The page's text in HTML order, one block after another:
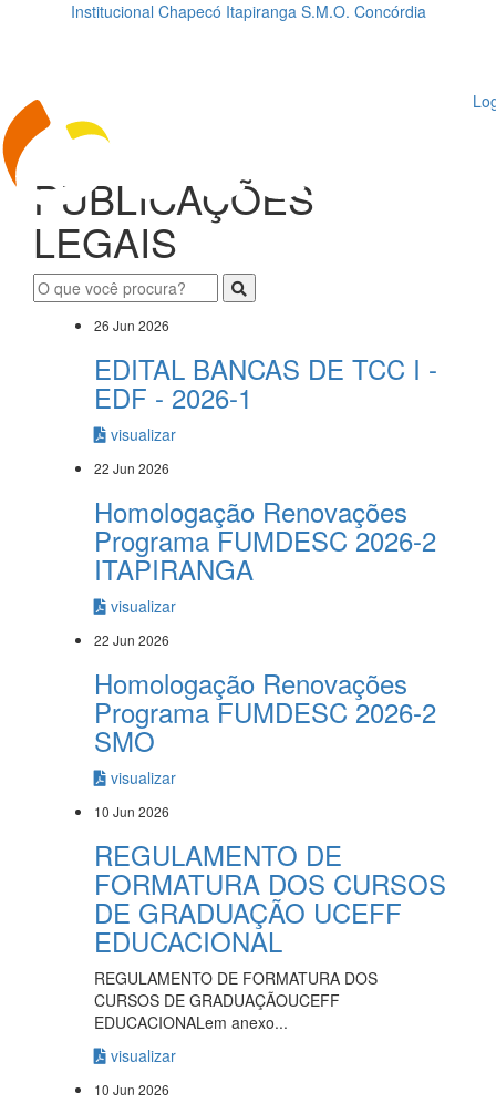
Institucional Chapecó Itapiranga S.M.O. Concórdia
PUBLICAÇÕES
LEGAIS
26 Jun 2026
EDITAL BANCAS DE TCC I -
EDF - 2026-1
visualizar
22 Jun 2026
Homologação Renovações
Programa FUMDESC 2026-2
ITAPIRANGA
visualizar
22 Jun 2026
Homologação Renovações
Programa FUMDESC 2026-2
SMO
visualizar
10 Jun 2026
REGULAMENTO DE
FORMATURA DOS CURSOS
DE GRADUAÇÃO UCEFF
EDUCACIONAL
REGULAMENTO DE FORMATURA DOS
CURSOS DE GRADUAÇÃOUCEFF
EDUCACIONALem anexo...
visualizar
10 Jun 2026